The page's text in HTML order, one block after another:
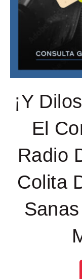
¡Y
El
Radio
Colita